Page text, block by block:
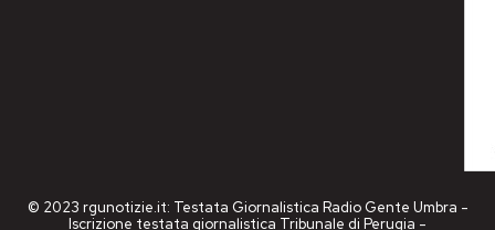
© 2023 rgunotizie.it: Testata Giornalistica Radio Gente Umbra -
Iscrizione testata giornalistica Tribunale di Perugia -